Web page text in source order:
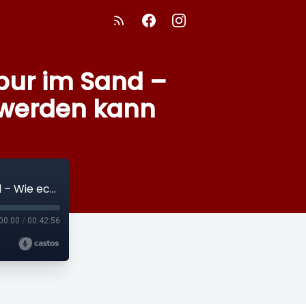
im Sand –
kann
Mann! Farid Podcast 96: Finde deine Spur im Sand – Wie echte Männlichkeit heute gelebt werden kann
00:00 / 00:42:56